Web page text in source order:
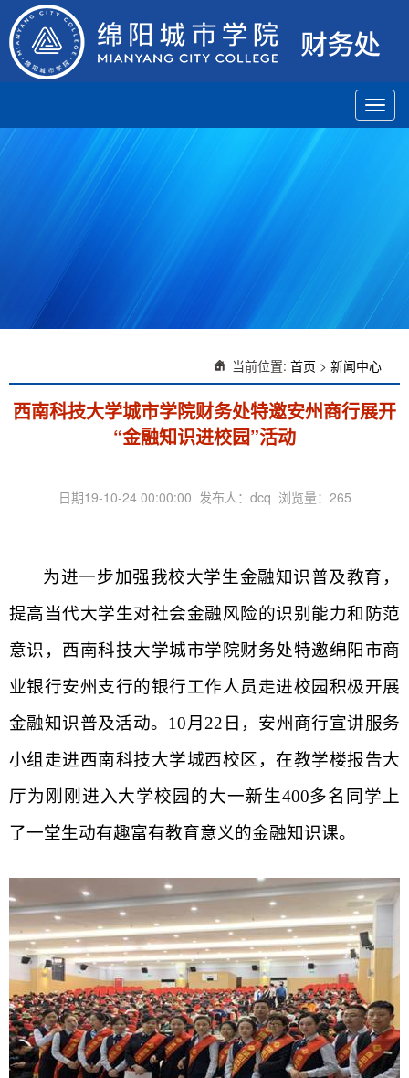
当前位置: 首页 > 新闻中心
西南科技大学城市学院财务处特邀安州商行展开
“金融知识进校园”活动
日期19-10-24 00:00:00 发布人：dcq 浏览量： 265
为进一步加强我校大学生金融知识普及教育，
提高当代大学生对社会金融风险的识别能力和防范
意识，西南科技大学城市学院财务处特邀绵阳市商
业银行安州支行的银行工作人员走进校园积极开展
金融知识普及活动。 10月 22 日，安州商行宣讲服务
小组走进西南科技大学城西校区，在教学楼报告大
厅为刚刚进入大学校园的大一新生400多名同学上
了一堂生动有趣富有教育意义的金融知识课。